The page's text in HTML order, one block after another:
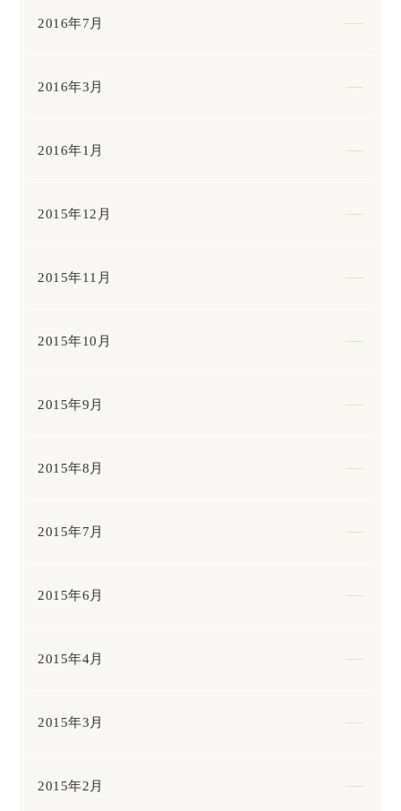
2016年7月
2016年3月
2016年1月
2015年12月
2015年11月
2015年10月
2015年9月
2015年8月
2015年7月
2015年6月
2015年4月
2015年3月
2015年2月